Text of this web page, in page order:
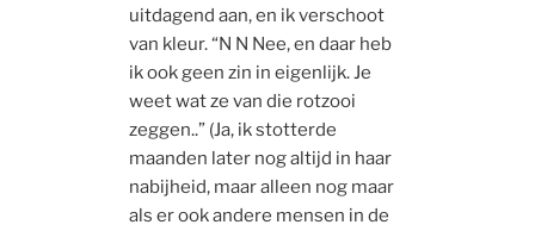
uitdagend aan, en ik verschoot
van kleur. “N N Nee, en daar heb
ik ook geen zin in eigenlijk. Je
weet wat ze van die rotzooi
zeggen..” (Ja, ik stotterde
maanden later nog altijd in haar
nabijheid, maar alleen nog maar
als er ook andere mensen in de